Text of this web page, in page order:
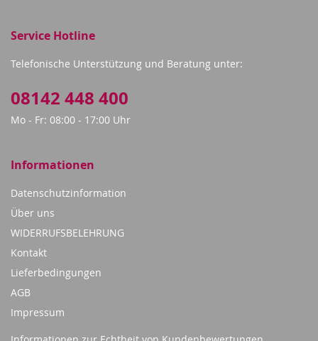
Service Hotline
Telefonische Unterstützung und Beratung unter:
08142 448 400
Mo - Fr: 08:00 - 17:00 Uhr
Informationen
Datenschutzinformation
Über uns
WIDERRUFSBELEHRUNG
Kontakt
Lieferbedingungen
AGB
Impressum